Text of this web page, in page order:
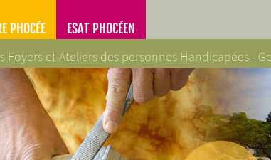
Foyers et Ateliers des personnes Handicapées -
- Germaine Poinso-Chapuis
PHOCÉE ESAT PHOCÉEN